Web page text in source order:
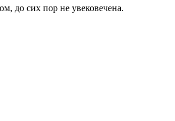
до сих пор не увековечена.